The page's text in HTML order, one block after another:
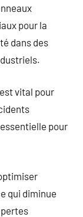
pour la
dans des
vital pour
pour
qui diminue